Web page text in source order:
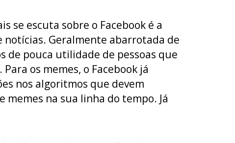
se escuta sobre o Facebook é a
notícias. Geralmente abarrotada de
de pouca utilidade de pessoas que
os memes, o Facebook já
nos algoritmos que devem
na sua linha do tempo. Já